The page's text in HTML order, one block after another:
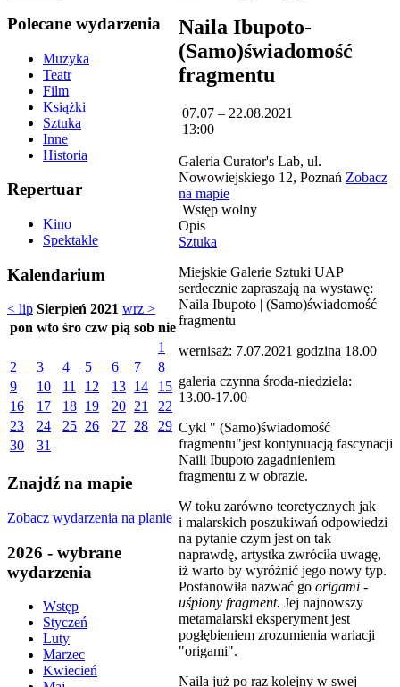
Polecane wydarzenia
Muzyka
Teatr
Film
Książki
Sztuka
Inne
Historia
Repertuar
Kino
Spektakle
Kalendarium
< lip Sierpień 2021 wrz >
pon wto śro czw pią sob nie
1
2
3 4 5 6 7
8
9
10 11 12 13 14
15
16
17 18 19 20 21
22
23
24 25 26 27 28
29
30
31
Znajdź na mapie
Zobacz wydarzenia na planie
2026 - wybrane
wydarzenia
Wstęp
Styczeń
Luty
Marzec
Kwiecień
Naila Ibupoto-
(Samo)świadomość
fragmentu
07.07 – 22.08.2021
13:00
Galeria Curator's Lab, ul.
Nowowiejskiego 12, Poznań Zobacz
na mapie
Wstęp wolny
Opis
Sztuka
Miejskie Galerie Sztuki UAP
serdecznie zapraszają na wystawę:
Naila Ibupoto | (Samo)świadomość
fragmentu
wernisaż: 7.07.2021 godzina 18.00
galeria czynna środa-niedziela:
13.00-17.00
Cykl " (Samo)świadomość
fragmentu"jest kontynuacją fascynacji
Naili Ibupoto zagadnieniem
fragmentu z w obrazie.
W toku zarówno teoretycznych jak
i malarskich poszukiwań odpowiedzi
na pytanie czym jest on tak
naprawdę, artystka zwróciła uwagę,
iż warto by wyróżnić jego nowy typ.
Postanowiła nazwać go origami -
uśpiony fragment. Jej najnowszy
metamalarski eksperyment jest
pogłębieniem zrozumienia wariacji
"origami".
Naila już po raz kolejny w swej